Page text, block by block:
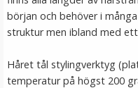
början och behöver i
struktur men ibland med
Håret tål stylingverktyg
temperatur på högst 200